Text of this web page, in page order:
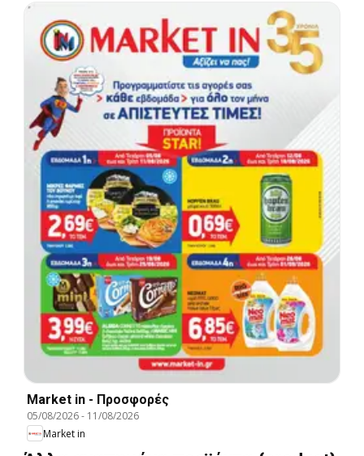
Market in - Προσφορές
05/08/2026- 11/08/2026
Market in